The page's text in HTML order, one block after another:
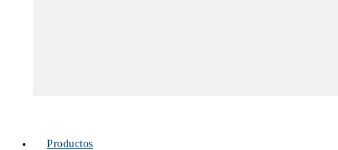
Productos